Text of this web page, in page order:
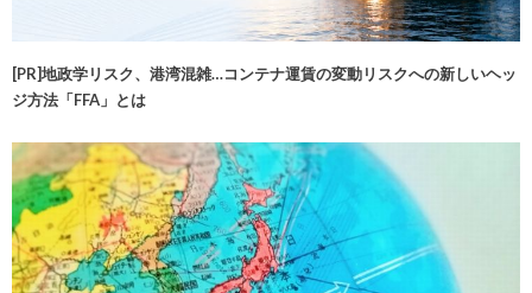
[PR]地政学リスク、港湾混雑…コンテナ運賃の変動リスクへの新しいヘッ
ジ方法「FFA」とは